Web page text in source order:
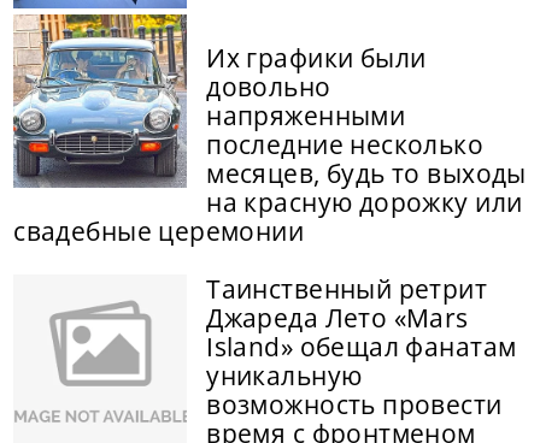
Их графики были
довольно
напряженными
последние несколько
месяцев, будь то выходы
на красную дорожку или
свадебные церемонии
Таинственный ретрит
Джареда Лето «Mars
Island» обещал фанатам
уникальную
возможность провести
время с фронтменом